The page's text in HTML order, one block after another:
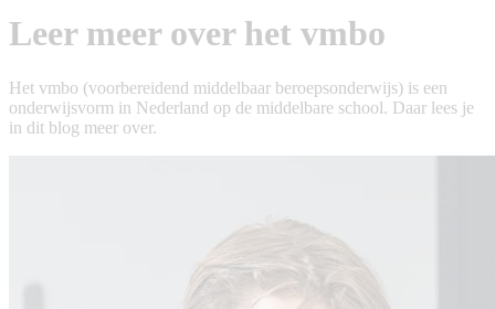
Leer meer over het vmbo
Het vmbo (voorbereidend middelbaar beroepsonderwijs) is een
onderwijsvorm in Nederland op de middelbare school. Daar lees je
in dit blog meer over.